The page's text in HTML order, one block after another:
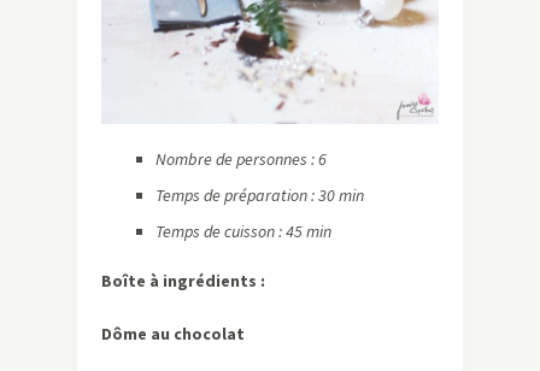
Nombre de personnes : 6
Temps de préparation : 30 min
Temps de cuisson : 45 min
Boîte à ingrédients :
Dôme au chocolat